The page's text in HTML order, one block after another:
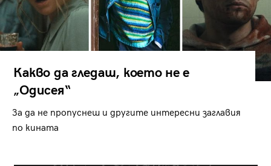
Какво да гледаш, което не е
„Одисея“
За да не пропуснеш и другите интересни заглавия
по кината